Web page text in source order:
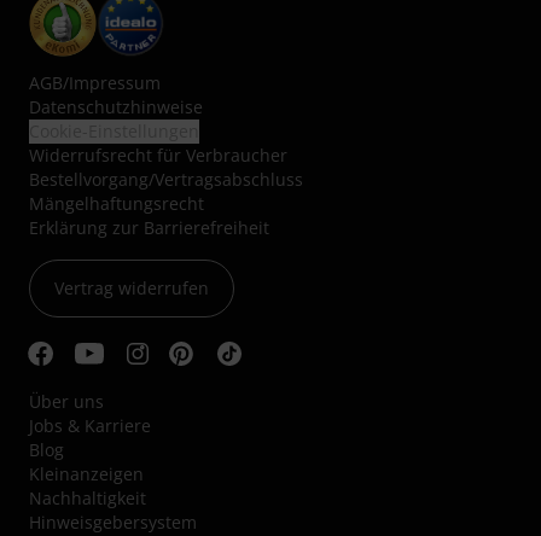
AGB/Impressum
Datenschutzhinweise
Widerrufsrecht für Verbraucher
Bestellvorgang/Vertragsabschluss
Mängelhaftungsrecht
Erklärung zur Barrierefreiheit
Vertrag widerrufen
Über uns
Jobs & Karriere
Blog
Kleinanzeigen
Nachhaltigkeit
Hinweisgebersystem